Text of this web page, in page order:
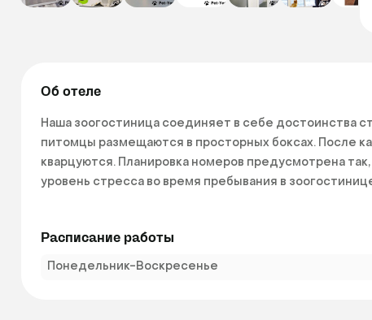
Об отеле
Наша зоогостиница соединяет в себе достоинства
питомцы размещаются в просторных боксах. После
кварцуются. Планировка номеров предусмотрена
уровень стресса во время пребывания в
продуманные решения!
Расписание работы
Понедельник-Воскресенье